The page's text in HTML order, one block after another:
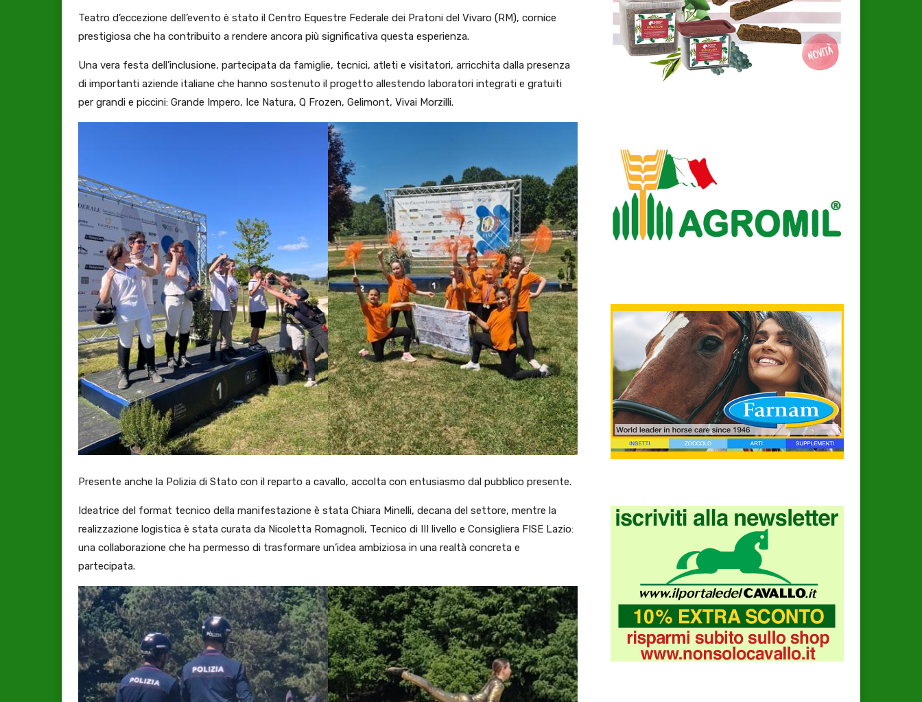
Teatro d’eccezione dell’evento è stato il Centro Equestre Federale dei Pratoni del Vivaro (RM), cornice
prestigiosa che ha contribuito a rendere ancora più significativa questa esperienza.
Una vera festa dell’inclusione, partecipata da famiglie, tecnici, atleti e visitatori, arricchita dalla presenza
di importanti aziende italiane che hanno sostenuto il progetto allestendo laboratori integrati e gratuiti
per grandi e piccini: Grande Impero, Ice Natura, Q Frozen, Gelimont, Vivai Morzilli.
Presente anche la Polizia di Stato con il reparto a cavallo, accolta con entusiasmo dal pubblico presente.
Ideatrice del format tecnico della manifestazione è stata Chiara Minelli, decana del settore, mentre la
realizzazione logistica è stata curata da Nicoletta Romagnoli, Tecnico di III livello e Consigliera FISE Lazio:
una collaborazione che ha permesso di trasformare un’idea ambiziosa in una realtà concreta e
partecipata.